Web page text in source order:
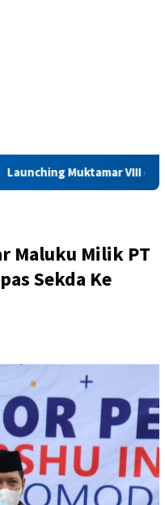
VIII di Ambon, ICMI
Maluku Milik PT
Sekda Ke